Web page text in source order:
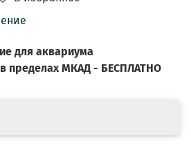
для аквариума
пределах МКАД - БЕСПЛАТНО